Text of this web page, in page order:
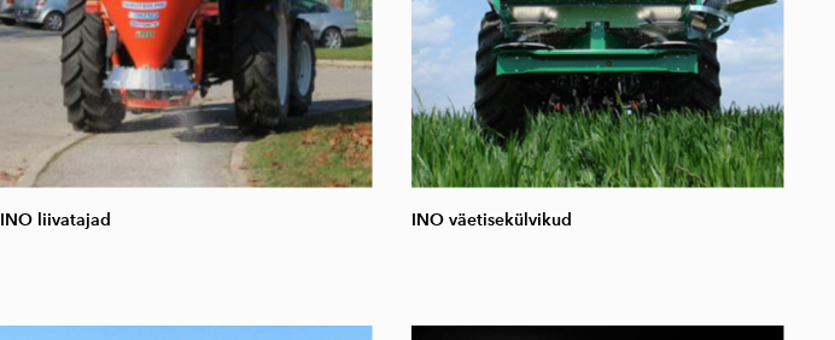
INO liivatajad INO väetisekülvikud